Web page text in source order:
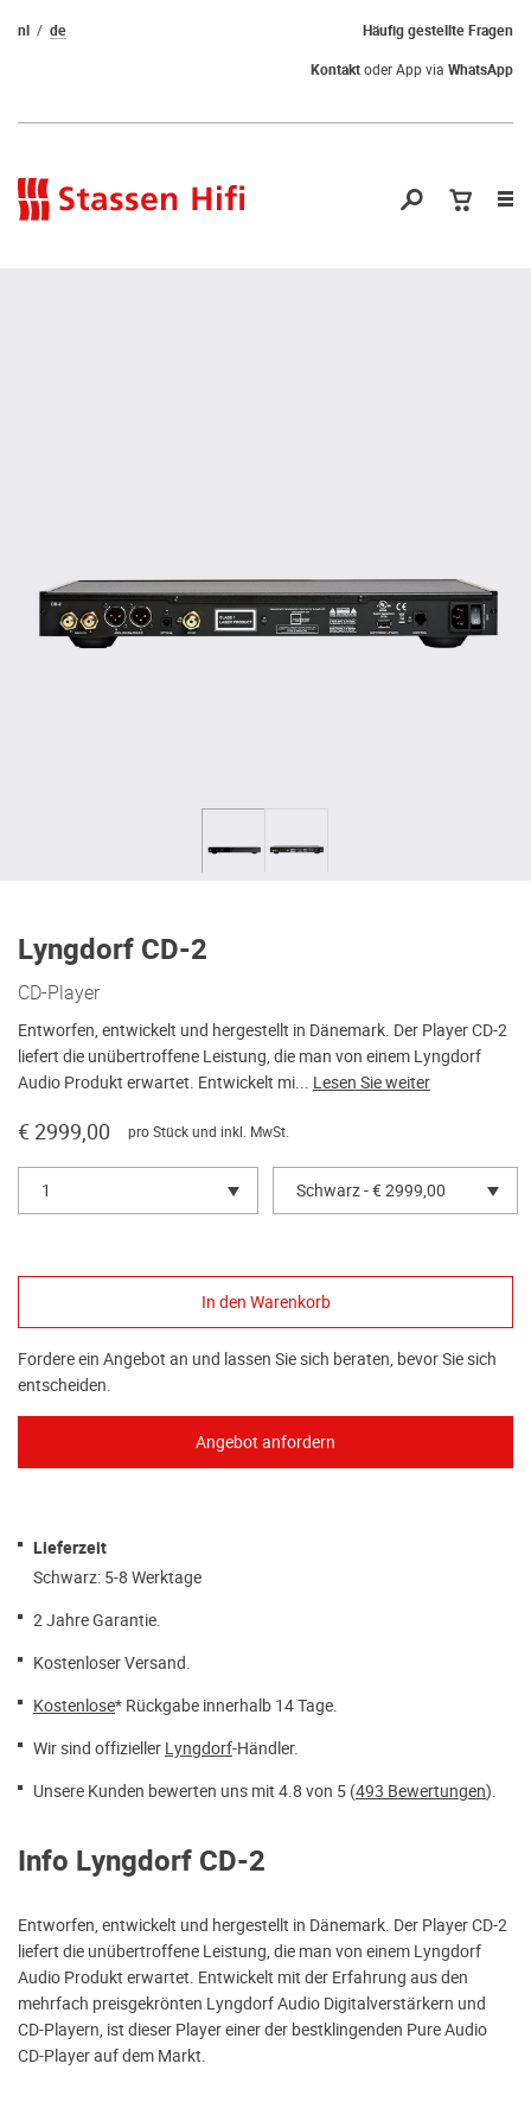
Häufig gestellte Fragen
nl
de
Kontaktoder App via WhatsApp
Lyngdorf CD-2
CD-Player
Entworfen, entwickelt und hergestellt in Dänemark. Der Player CD-2
liefert die unübertroffene Leistung, die man von einem Lyngdorf
Audio Produkt erwartet. Entwickelt mi... Lesen Sie weiter
€ 2999,00 pro Stück und inkl. MwSt.
1 Schwarz - € 2999,00
Fordere ein Angebot an und lassen Sie sich beraten, bevor Sie sich
entscheiden.
Lieferzeit
Schwarz: 5-8 Werktage
2 Jahre Garantie.
Kostenloser Versand.
Kostenlose* Rückgabe innerhalb 14 Tage.
Wir sind offizieller Lyngdorf-Händler.
Unsere Kunden bewerten uns mit 4.8 von 5 (493 Bewertungen).
Info Lyngdorf CD-2
Entworfen, entwickelt und hergestellt in Dänemark. Der Player CD-2
liefert die unübertroffene Leistung, die man von einem Lyngdorf
Audio Produkt erwartet. Entwickelt mit der Erfahrung aus den
mehrfach preisgekrönten Lyngdorf Audio Digitalverstärkern und
CD-Playern, ist dieser Player einer der bestklingenden Pure Audio
CD-Player auf dem Markt.